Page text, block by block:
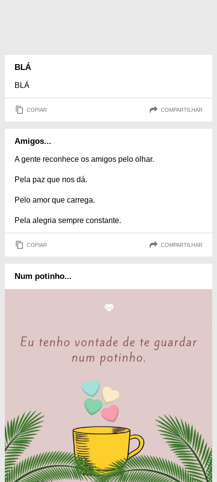
BLÁ
BLÁ
COPIAR COMPARTILHAR
Amigos...
A gente reconhece os amigos pelo olhar.
Pela paz que nos dá.
Pelo amor que carrega.
Pela alegria sempre constante.
COPIAR COMPARTILHAR
Num potinho...